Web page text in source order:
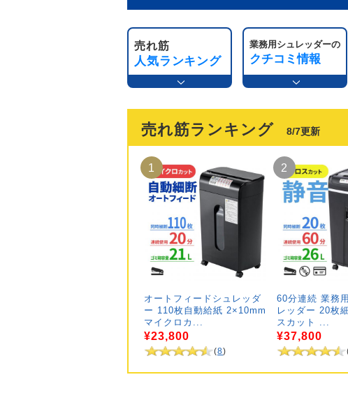
売れ筋
人気ランキング
業務用シュレッダーの
クチコミ情報
売れ筋ランキング 8/7更新
1
オートフィードシュレッダ
ー 110枚自動給紙 2×10mm
マイクロカ...
¥23,800
(8)
2
60分連続 業務
レッダー 20枚
スカット ...
¥37,800